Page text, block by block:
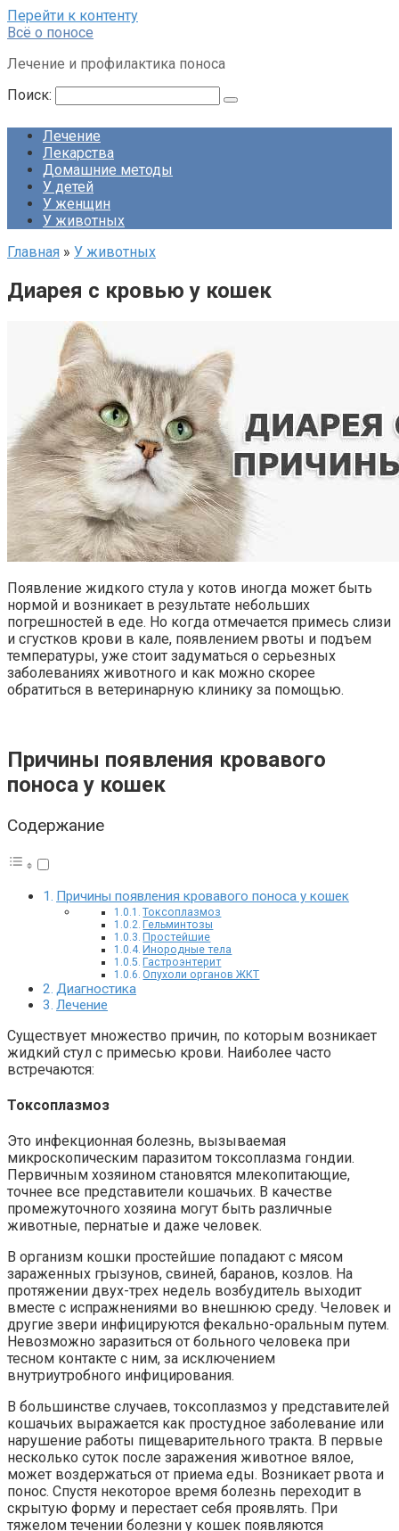
Перейти к контенту
Всё о поносе
Лечение и профилактика поноса
Поиск:
Лечение
Лекарства
Домашние методы
У детей
У женщин
У животных
Главная » У животных
Диарея с кровью у кошек
Появление жидкого стула у котов иногда может быть
нормой и возникает в результате небольших
погрешностей в еде. Но когда отмечается примесь слизи
и сгустков крови в кале, появлением рвоты и подъем
температуры, уже стоит задуматься о серьезных
заболеваниях животного и как можно скорее
обратиться в ветеринарную клинику за помощью.
Причины появления кровавого
поноса у кошек
Содержание
Причины появления кровавого поноса у кошек
Токсоплазмоз
Гельминтозы
Простейшие
Инородные тела
Гастроэнтерит
Опухоли органов ЖКТ
Диагностика
Лечение
Существует множество причин, по которым возникает
жидкий стул с примесью крови. Наиболее часто
встречаются:
Токсоплазмоз
Это инфекционная болезнь, вызываемая
микроскопическим паразитом токсоплазма гондии.
Первичным хозяином становятся млекопитающие,
точнее все представители кошачьих. В качестве
промежуточного хозяина могут быть различные
животные, пернатые и даже человек.
В организм кошки простейшие попадают с мясом
зараженных грызунов, свиней, баранов, козлов. На
протяжении двух-трех недель возбудитель выходит
вместе с испражнениями во внешнюю среду. Человек и
другие звери инфицируются фекально-оральным путем.
Невозможно заразиться от больного человека при
тесном контакте с ним, за исключением
внутриутробного инфицирования.
В большинстве случаев, токсоплазмоз у представителей
кошачьих выражается как простудное заболевание или
нарушение работы пищеварительного тракта. В первые
несколько суток после заражения животное вялое,
может воздержаться от приема еды. Возникает рвота и
понос. Спустя некоторое время болезнь переходит в
скрытую форму и перестает себя проявлять. При
тяжелом течении болезни у кошек появляются